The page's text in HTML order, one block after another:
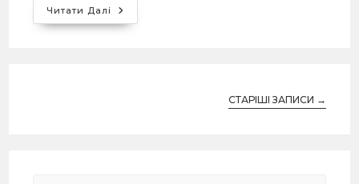
Читати Далі
СТАРІШІ ЗАПИСИ →